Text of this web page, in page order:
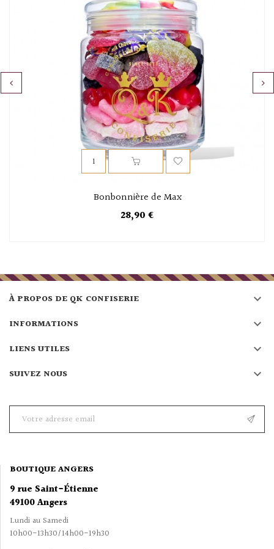
Bonbonnière de Max
28,90 €
À PROPOS DE QK CONFISERIE 
INFORMATIONS 
LIENS UTILES 
SUIVEZ NOUS 
BOUTIQUE ANGERS
9 rue Saint-Étienne
49100 Angers
Lundi au Samedi
10h00-13h30/14h00-19h30